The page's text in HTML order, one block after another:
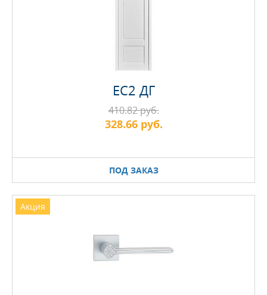
EC2 ДГ
ПОД ЗАКАЗ
410.82 руб.
328.66 руб.
Акция